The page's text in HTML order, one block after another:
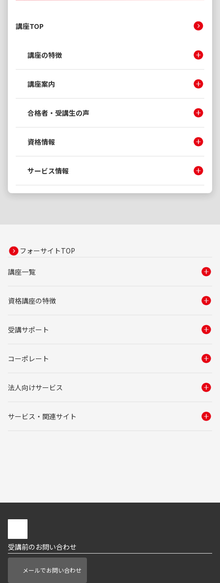
講座TOP
講座の特徴
講座案内
合格者・受講生の声
資格情報
サービス情報
フォーサイトTOP
講座一覧
資格講座の特徴
受講サポート
コーポレート
法人向けサービス
サービス・関連サイト
受講前のお問い合わせ
メールでお問い合わせ